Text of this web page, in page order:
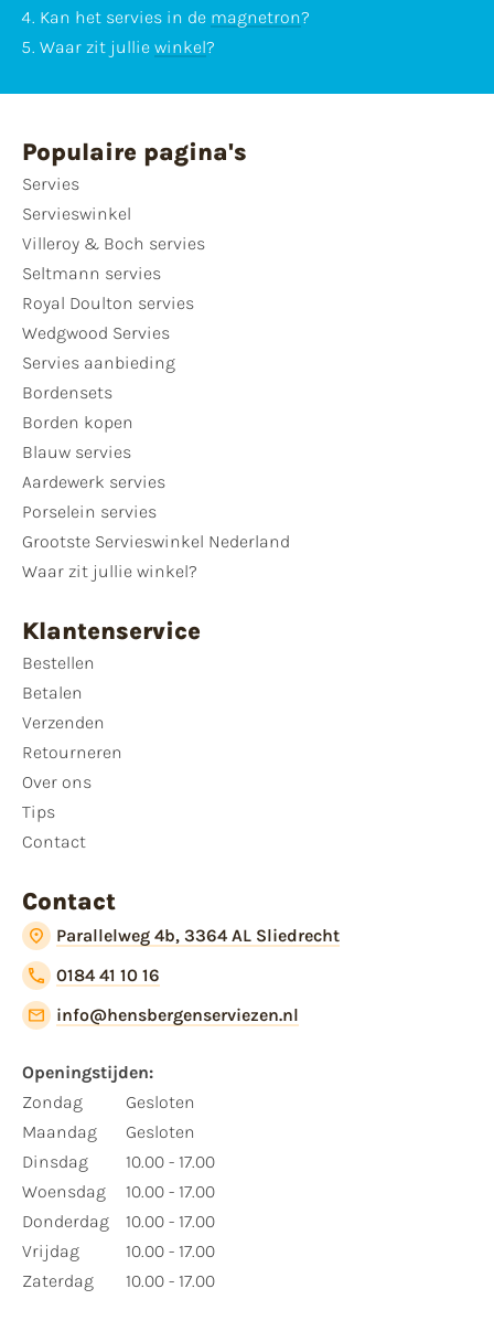
Kan het servies in de magnetron?
Waar zit jullie winkel?
Populaire pagina's
Servies
Servieswinkel
Villeroy & Boch servies
Seltmann servies
Royal Doulton servies
Wedgwood Servies
Servies aanbieding
Bordensets
Borden kopen
Blauw servies
Aardewerk servies
Porselein servies
Grootste Servieswinkel Nederland
Waar zit jullie winkel?
Klantenservice
Bestellen
Betalen
Verzenden
Retourneren
Over ons
Tips
Contact
Contact
Parallelweg 4b, 3364 AL Sliedrecht
0184 41 10 16
info@hensbergenserviezen.nl
Openingstijden:
Zondag
Maandag
Dinsdag
Woensdag
Donderdag
Vrijdag
Zaterdag
Gesloten
Gesloten
10.00 - 17.00
10.00 - 17.00
10.00 - 17.00
10.00 - 17.00
10.00 - 17.00